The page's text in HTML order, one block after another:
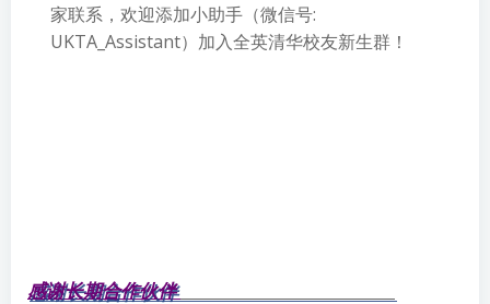
家联系，欢迎添加小助手（微信号:
UKTA_Assistant）加入全英清华校友新生群！
感谢长期合作伙伴